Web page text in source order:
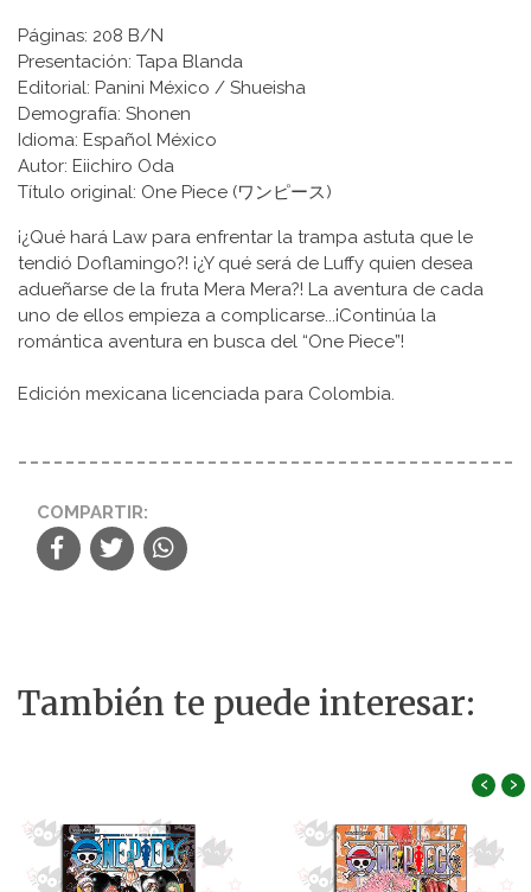
Páginas: 208 B/N
Presentación: Tapa Blanda
Editorial: Panini México / Shueisha
Demografía: Shonen
Idioma: Español México
Autor: Eiichiro Oda
Título original: One Piece (ワンピース)
¡¿Qué hará Law para enfrentar la trampa astuta que le
tendió Doflamingo?! ¡¿Y qué será de Luffy quien desea
adueñarse de la fruta Mera Mera?! La aventura de cada
uno de ellos empieza a complicarse...¡Continúa la
romántica aventura en busca del “One Piece”!
Edición mexicana licenciada para Colombia.
COMPARTIR:
También te puede interesar:
‹ ›